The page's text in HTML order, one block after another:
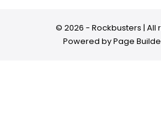
© 2026 - Rockbusters | All
Powered byPage